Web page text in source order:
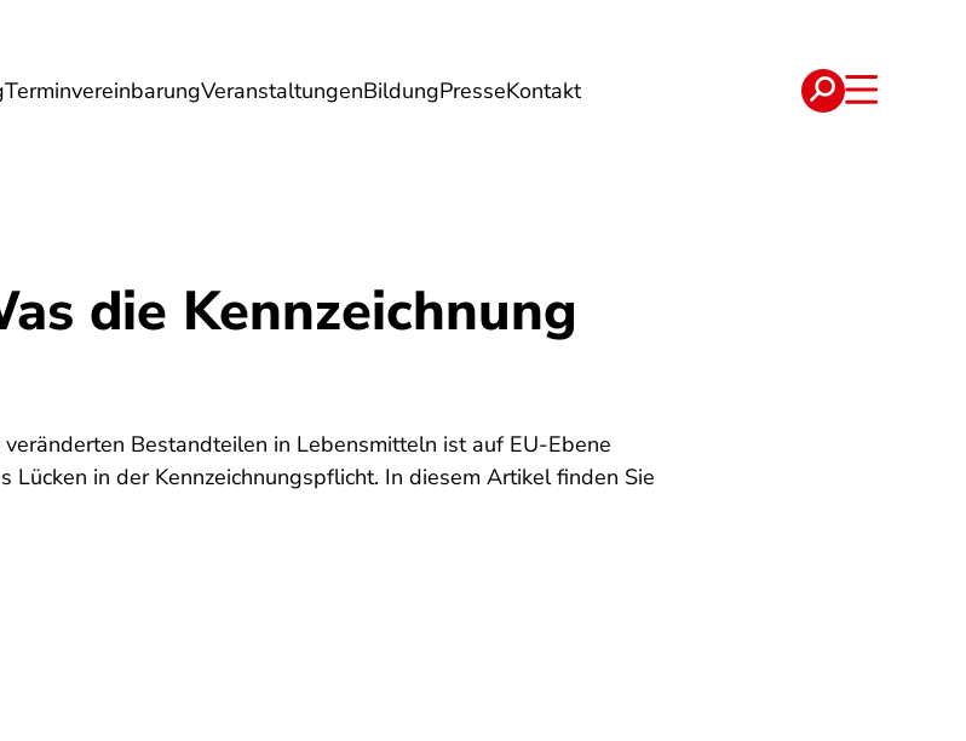
TerminvereinbarungVeranstaltungenBildungPresseKontakt
Lebensmittel Reise Umwelt Verträge
die Kennzeichnung
Bestandteilen in Lebensmitteln ist auf EU-Ebene
in der Kennzeichnungspflicht. In diesem Artikel finden Sie